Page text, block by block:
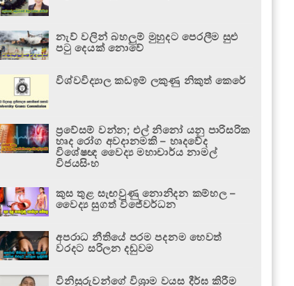
නැව් වලින් බහලුම් මුහුදට පෙරලීම සුළු
පටු දෙයක් නොවේ
විශ්වවිද්‍යාල කඩඉම් ලකුණු නිකුත් කෙරේ
ප්‍රවේසම් වන්න; එල් නිනෝ යනු පාරිසරික
හෘද රෝග අවදානමකි – හෘදවේද
විශේෂඥ වෛද්‍ය මහාචාර්ය නාමල්
විජයසිංහ
කුස තුළ සැඟවුණු නොනිදන කම්හල –
වෛද්‍ය සුගත් විජේවර්ධන
අපරාධ නීතියේ පරම පදනම හෙවත්
වරදට සරිලන දඬුවම
විනිසුරුවන්ගේ විශ්‍රාම වයස දීර්ඝ කිරීම